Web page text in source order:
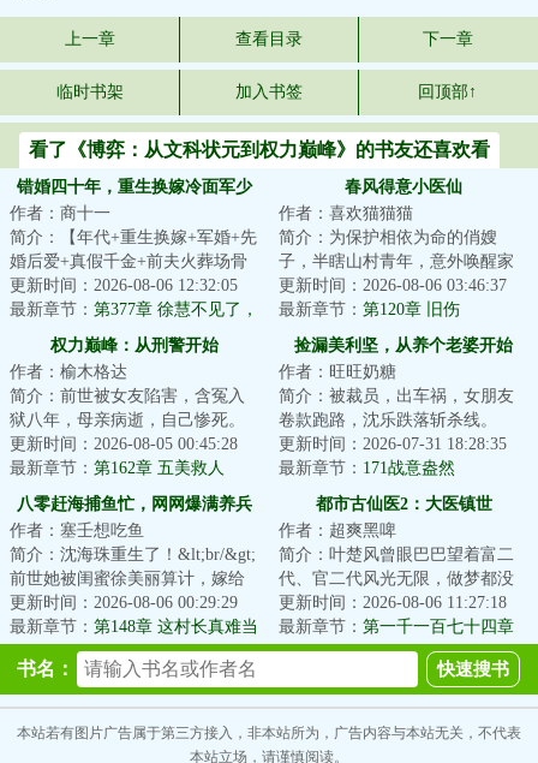
上一章 查看目录 下一章
临时书架 加入书签 回顶部↑
看了《博弈：从文科状元到权力巅峰》的书友还喜欢看
错婚四十年，重生换嫁冷面军少
被宠上天
作者：商十一
简介：【年代+重生换嫁+军婚+先
婚后爱+真假千金+前夫火葬场骨
灰扬了】&lt;br/&gt;和丈夫伉俪情
深四十年，...
更新时间：2026-08-06 12:32:05
最新章节： 第377章 徐慧不见了，
吴倩文着急
春风得意小医仙
作者：喜欢猫猫猫
简介：为保护相依为命的俏嫂
子，半瞎山村青年，意外唤醒家
传神鼎。&lt;br/&gt;好消息：眼疾
好了，绝世医...
更新时间：2026-08-06 03:46:37
最新章节： 第120章 旧伤
权力巅峰：从刑警开始
作者：榆木格达
简介：前世被女友陷害，含冤入
狱八年，母亲病逝，自己惨死。
&lt;br/&gt;一朝重回。&lt;br/&gt;
手握滔天背...
更新时间：2026-08-05 00:45:28
最新章节： 第162章 五美救人
（三）我哥已经三天没打我了
捡漏美利坚，从养个老婆开始
作者：旺旺奶糖
简介：被裁员，出车祸，女朋友
卷款跑路，沈乐跌落斩杀线。
&lt;br/&gt;绝境中激活七宝葫芦，
获得透视异能...
更新时间：2026-07-31 18:28:35
最新章节： 171战意盎然
八零赶海捕鱼忙，网网爆满养兵
王
作者：塞壬想吃鱼
简介：沈海珠重生了！&lt;br/&gt;
前世她被闺蜜徐美丽算计，嫁给
了戴着老实人面具的徐俊生。
&lt;br/&gt;人...
更新时间：2026-08-06 00:29:29
最新章节： 第148章 这村长真难当
都市古仙医2：大医镇世
作者：超爽黑啤
简介：叶楚风曾眼巴巴望着富二
代、官二代风光无限，做梦都没
想到自己竟是隐藏的 仙二代！
有横扫八方的超...
更新时间：2026-08-06 11:27:18
最新章节： 第一千一百七十四章
灵泉
书名：
本站若有图片广告属于第三方接入，非本站所为，广告内容与本站无关，不代表
本站立场，请谨慎阅读。